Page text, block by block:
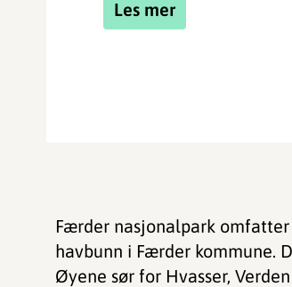
Les mer
Færder nasjonalpark
havbunn i Færder kommune.
Øyene sør for Hvasser,